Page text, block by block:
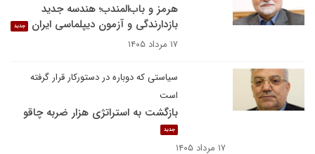
هرمز و باب‌المندب؛ هندسه جدید
بازدارندگی و آزمون دیپلماسی ایران
جدید
۱۷ مرداد ۱۴۰۵
سیاستی که دوباره در دستورکار قرار گرفته
است
بازگشت به استراتژی هزار ضربه چاقو
جدید
۱۷ مرداد ۱۴۰۵